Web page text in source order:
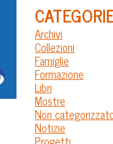
Archivi
Collezioni
Famiglie
Formazione
Libri
Mostre
Non
Notizie